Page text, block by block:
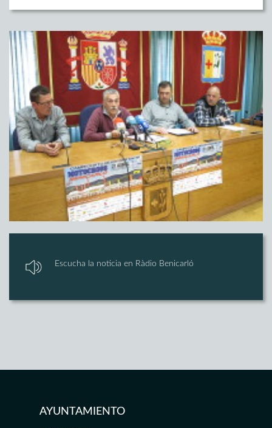
Escucha la noticia en Ràdio Benicarló
AYUNTAMIENTO